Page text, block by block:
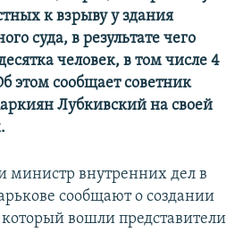
к взрыву у здания
суда, в результате чего
человек, в том числе 4
этом сообщает советник
Лубкивский на своей
министр внутренних дел в
сообщают о создании
вошли представители